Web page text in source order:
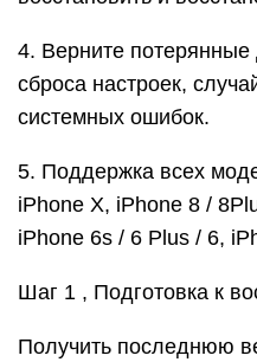
4. Верните
сброса настроек,
системных ошибок.
5. Поддержка всех
iPhone X, iPhone 8 /
iPhone 6s / 6 Plus / 6,
Шаг 1 , Подготовка к
Получить последнюю